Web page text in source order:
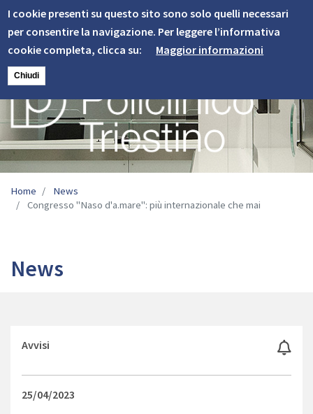
Informativa
Cookie
I cookie presenti su questo sito sono solo quelli necessari
per consentire la navigazione. Per leggere l’informativa
cookie completa, clicca su:
Maggior informazioni
Chiudi
Skip
main
content
Image
Home
News
Congresso "Naso d'a.mare": più internazionale che mai
News
Avvisi
25/04/2023